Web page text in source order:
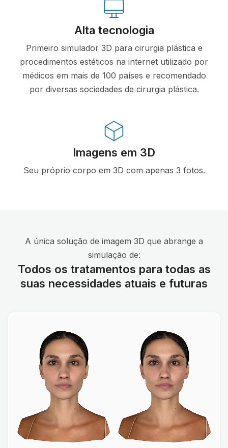
Alta tecnologia
Primeiro simulador 3D para cirurgia plástica e
procedimentos estéticos na internet utilizado por
médicos em mais de 100 países e recomendado
por diversas sociedades de cirurgia plástica.
Imagens em 3D
Seu próprio corpo em 3D com apenas 3 fotos.
A única solução de imagem 3D que abrange a
simulação de:
Todos os tratamentos para todas as
suas necessidades atuais e futuras